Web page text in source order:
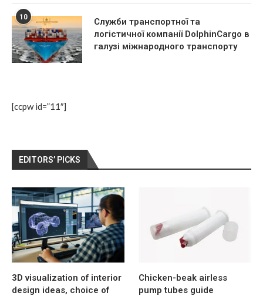
[ccpw id=”11″]
EDITORS’ PICKS
3D visualization of interior
design ideas, choice of
Chicken-beak airless
pump tubes guide
10
Служби транспортної та
логістичної компанії DolphinCargo в
галузі міжнародного транспорту